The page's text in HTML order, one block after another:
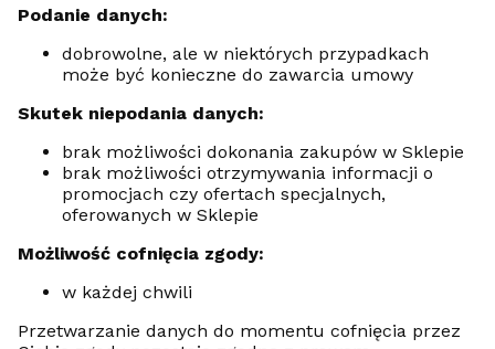
Podanie danych:
dobrowolne, ale w niektórych przypadkach
może być konieczne do zawarcia umowy
Skutek niepodania danych:
brak możliwości dokonania zakupów w Sklepie
brak możliwości otrzymywania informacji o
promocjach czy ofertach specjalnych,
oferowanych w Sklepie
Możliwość cofnięcia zgody:
w każdej chwili
Przetwarzanie danych do momentu cofnięcia przez